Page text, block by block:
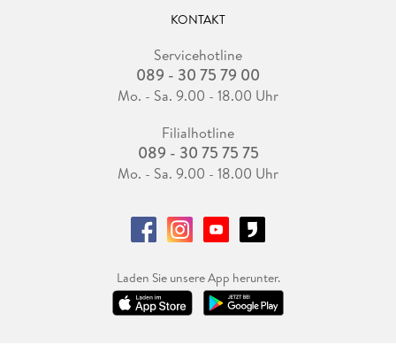
KONTAKT
Servicehotline
089 - 30 75 79 00
Mo. - Sa. 9.00 - 18.00 Uhr
Filialhotline
089 - 30 75 75 75
Mo. - Sa. 9.00 - 18.00 Uhr
Laden Sie unsere App herunter.